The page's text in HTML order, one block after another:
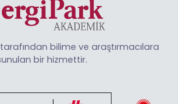
tarafından bilime ve araştırmacılara
bir hizmettir.